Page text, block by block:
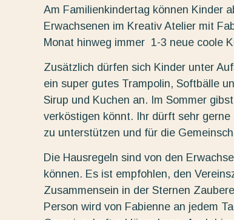
Am Familienkindertag können Kinder
Erwachsenen im Kreativ Atelier mit
Monat hinweg immer 1-3 neue coole
Zusätzlich dürfen sich Kinder unter
ein super gutes Trampolin, Softbälle
Sirup und Kuchen an. Im Sommer
verköstigen könnt. Ihr dürft sehr
zu unterstützen und für die
Die Hausregeln sind von den
können. Es ist empfohlen, den
Zusammensein in der Sternen
Person wird von Fabienne an jedem